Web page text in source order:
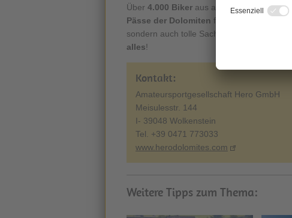
Über 4.000 Biker aus allen Ländern der
Pässe der Dolomiten führt. Den Siegern
sondern auch tolle Sach- und Geldpreise.
alles!
Kontakt:
Amateursportgesellschaft Hero GmbH
Meisulesstr. 144
I- 39048 Wolkenstein
Tel. +39 0471 773033
www.herodolomites.com
Weitere Tipps zum Thema: